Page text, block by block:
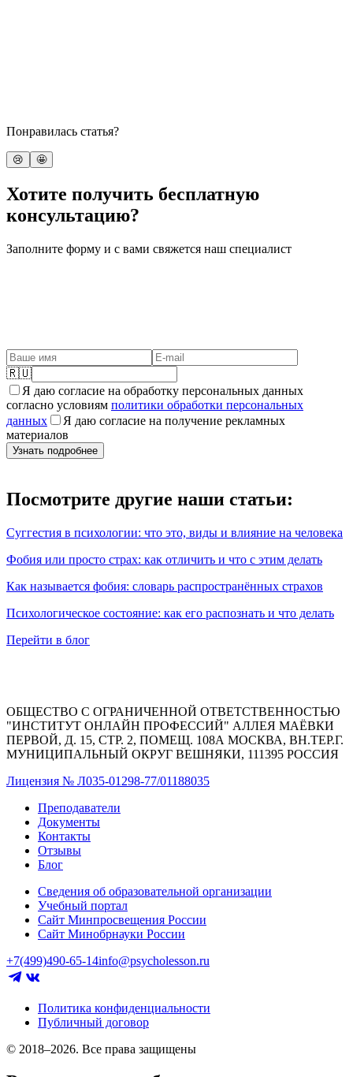
Понравилась статья?
😢 🤩
Хотите получить бесплатную
консультацию?
Заполните форму и с вами свяжется наш специалист
🇷🇺
Я даю согласие на обработку персональных данных
согласно условиям политики обработки персональных
данных
Я даю согласие на получение рекламных
материалов
Узнать подробнее
Посмотрите другие наши статьи:
Суггестия в психологии: что это, виды и влияние на человека
Фобия или просто страх: как отличить и что с этим делать
Как называется фобия: словарь распространённых страхов
Психологическое состояние: как его распознать и что делать
Перейти в блог
ОБЩЕСТВО С ОГРАНИЧЕННОЙ ОТВЕТСТВЕННОСТЬЮ
"ИНСТИТУТ ОНЛАЙН ПРОФЕССИЙ" АЛЛЕЯ МАЁВКИ
ПЕРВОЙ, Д. 15, СТР. 2, ПОМЕЩ. 108А МОСКВА, ВН.ТЕР.Г.
МУНИЦИПАЛЬНЫЙ ОКРУГ ВЕШНЯКИ, 111395 РОССИЯ
Лицензия № Л035-01298-77/01188035
Преподаватели
Документы
Контакты
Отзывы
Блог
Сведения об образовательной организации
Учебный портал
Сайт Минпросвещения России
Сайт Минобрнауки России
+7(499)490-65-14info@psycholesson.ru
Политика конфиденциальности
Публичный договор
© 2018–2026. Все права защищены